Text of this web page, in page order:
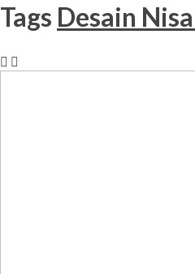
Tags Desain